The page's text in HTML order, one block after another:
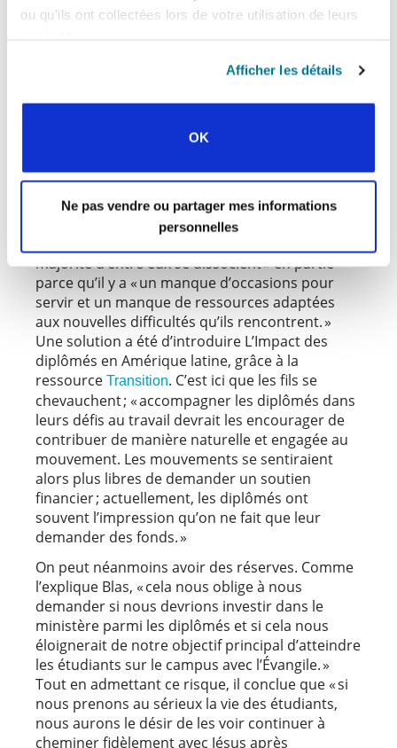
ou qu'ils ont collectées lors de votre utilisation de leurs
Afficher les détails
OK
Ne pas vendre ou partager mes informations
personnelles
peuvent nous aider. Je les rencontre
n’avons pas les canaux et les précédents [qui
étudiants sont généralement très
donnent beaucoup de leur temps, [ainsi que] le
peu d’argent qu’ils ont, pour faire avancer le
ministère alors que leur foi est fortifiée.
majorité d’entre eux se dissocient » en partie
parce qu’il y a « un manque d’occasions pour
servir et un manque de ressources adaptées
aux nouvelles difficultés qu’ils rencontrent. »
Une solution a été d’introduire L’Impact des
diplômés en Amérique latine, grâce à la
ressource Transition. C’est ici que les fils se
chevauchent ; « accompagner les diplômés dans
leurs défis au travail devrait les encourager de
contribuer de manière naturelle et engagée au
mouvement. Les mouvements se sentiraient
alors plus libres de demander un soutien
financier ; actuellement, les diplômés ont
souvent l’impression qu’on ne fait que leur
demander des fonds. »
On peut néanmoins avoir des réserves. Comme
l’explique Blas, « cela nous oblige à nous
demander si nous devrions investir dans le
ministère parmi les diplômés et si cela nous
éloignerait de notre objectif principal d’atteindre
les étudiants sur le campus avec l’Évangile. »
Tout en admettant ce risque, il conclue que « si
nous prenons au sérieux la vie des étudiants,
nous aurons le désir de les voir continuer à
cheminer fidèlement avec Jésus après